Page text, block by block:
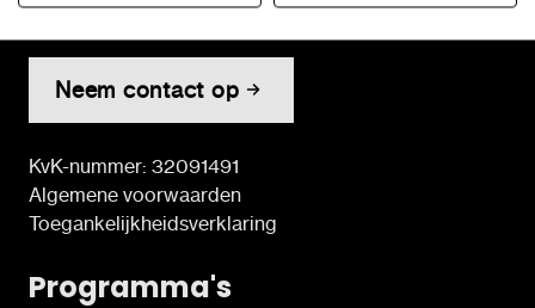
ons op.
Neem contact op
KvK-nummer: 32091491
Algemene voorwaarden
Toegankelijkheidsverklaring
Programma's